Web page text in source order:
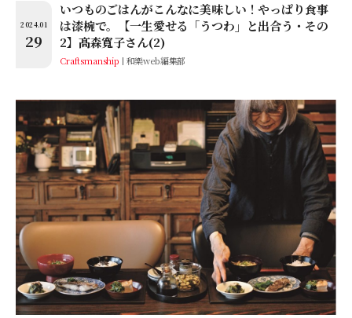
2024.01
29
いつものごはんがこんなに美味しい！やっぱり食事
は漆椀で。【一生愛せる「うつわ」と出合う・その
2】髙森寬子さん(2)
Craftsmanship 和樂web編集部